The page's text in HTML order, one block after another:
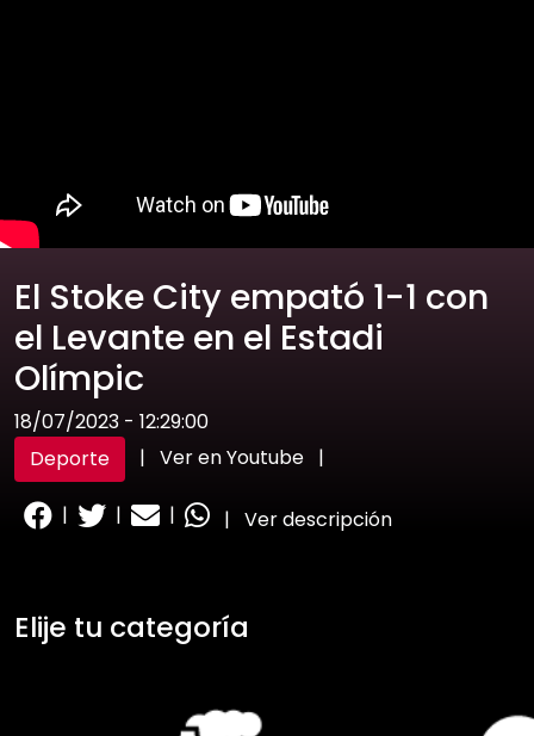
El Stoke City empató 1-1 con
el Levante en el Estadi
Olímpic
18/07/2023 - 12:29:00
Deporte
| Ver en Youtube |
| | | | Ver descripción
Elije tu categoría